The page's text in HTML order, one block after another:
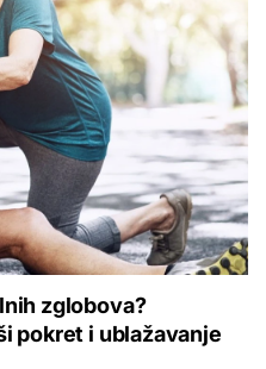
zglobova?
pokret i ublažavanje